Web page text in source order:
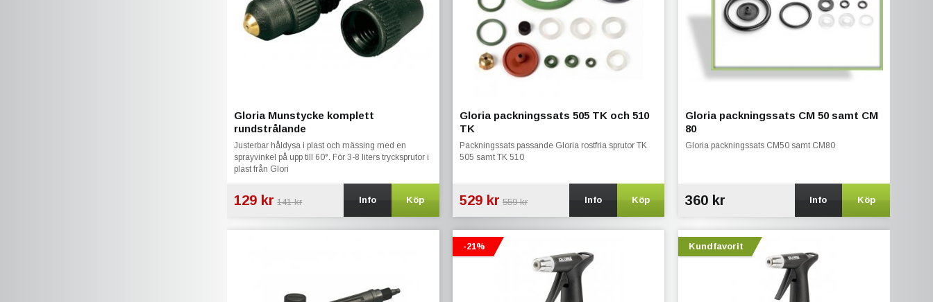
Gloria Munstycke komplett
rundstrålande
Justerbar håldysa i plast och mässing med en
sprayvinkel på upp till 60°. För 3-8 liters trycksprutor i
plast från Glori
129 kr 141 kr Info Köp
Gloria packningssats 505 TK och 510
TK
Packningssats passande Gloria rostfria sprutor TK
505 samt TK 510
529 kr 559 kr Info Köp
Gloria packningssats CM 50 samt CM
80
Gloria packningssats CM50 samt CM80
360 kr Info Köp
-21% Kundfavorit